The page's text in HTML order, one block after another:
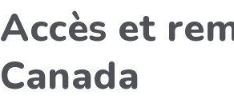
Accès et
Canada